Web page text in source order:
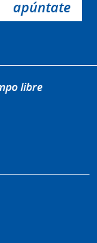
libre